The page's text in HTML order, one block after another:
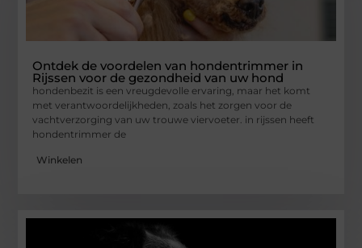
Ontdek de voordelen van hondentrimmer in
Rijssen voor de gezondheid van uw hond
hondenbezit is een vreugdevolle ervaring, maar het komt
met verantwoordelijkheden, zoals het zorgen voor de
vachtverzorging van uw trouwe viervoeter. in rijssen heeft
hondentrimmer de
Winkelen